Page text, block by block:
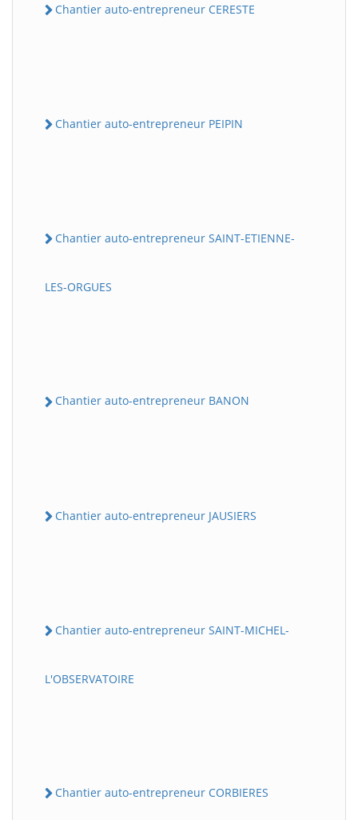
Chantier auto-entrepreneur CERESTE
Chantier auto-entrepreneur PEIPIN
Chantier auto-entrepreneur SAINT-ETIENNE-
LES-ORGUES
Chantier auto-entrepreneur BANON
Chantier auto-entrepreneur JAUSIERS
Chantier auto-entrepreneur SAINT-MICHEL-
L'OBSERVATOIRE
Chantier auto-entrepreneur CORBIERES